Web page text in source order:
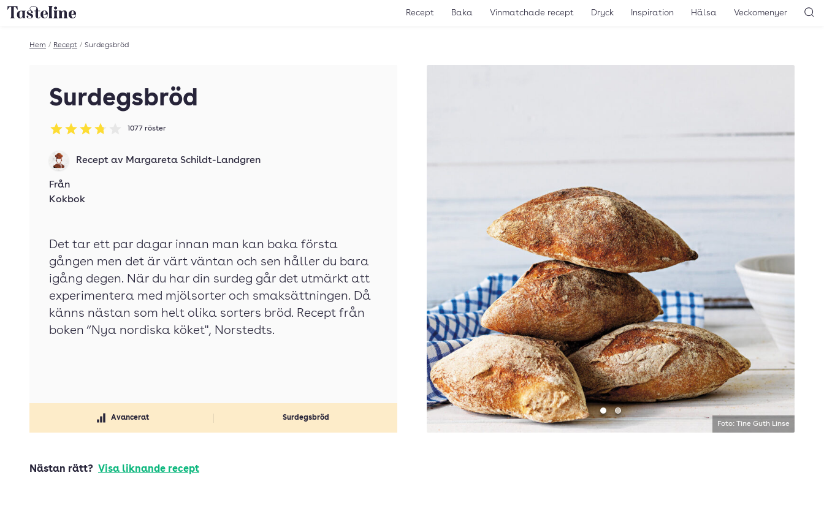
Till Tastelines startsida Recept Baka Vinmatchade recept Dryck Inspiration Hälsa Veckomenyer
Hem / Recept / Surdegsbröd
Surdegsbröd
Betyg: 3.74 av 5
1077 röster
Avancerat Surdegsbröd
Recept av Margareta Schildt-Landgren
Från
Kokbok
Det tar ett par dagar innan man kan baka första
gången men det är värt väntan och sen håller du bara
igång degen. När du har din surdeg går det utmärkt att
experimentera med mjölsorter och smaksättningen. Då
känns nästan som helt olika sorters bröd. Recept från
boken “Nya nordiska köket", Norstedts.
Foto: Tine Guth Linse
Gå till bild 1
Gå till bild 2
Nästan rätt? Visa liknande recept